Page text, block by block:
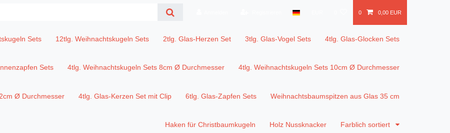
0 0,00 EUR
Sets 12tlg. Weihnachtskugeln Sets 2tlg. Glas-Herzen Set 3tlg. Glas-Vogel Sets 4tlg. Glas-Glocken Sets
Sets 4tlg. Weihnachtskugeln Sets 8cm Ø Durchmesser 4tlg. Weihnachtskugeln Sets 10cm Ø Durchmesser
Ø Durchmesser 4tlg. Glas-Kerzen Set mit Clip 6tlg. Glas-Zapfen Sets Weihnachtsbaumspitzen aus Glas 35 cm
Haken für Christbaumkugeln Holz Nussknacker Farblich sortiert